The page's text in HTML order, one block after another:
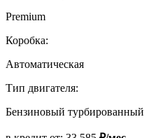
Premium
Коробка:
Автоматическая
Тип двигателя:
Бензиновый турбированный